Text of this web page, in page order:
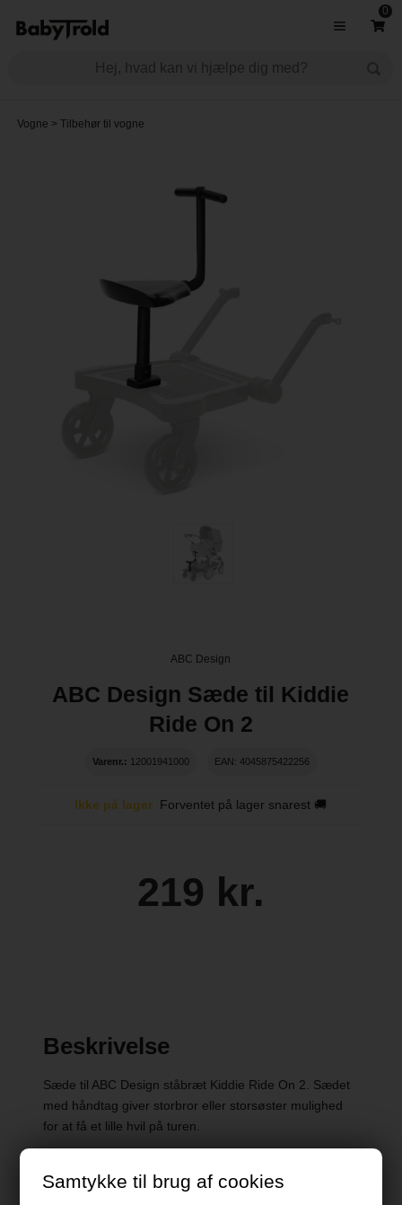
Samtykke til brug af cookies
0
Vogne > Tilbehør til vogne
ABC Design
ABC Design Sæde til Kiddie
Ride On 2
Varenr.: 12001941000 EAN: 4045875422256
Ikke på lager Forventet på lager snarest 🚚
219 kr.
Beskrivelse
Sæde til ABC Design ståbræt Kiddie Ride On 2. Sædet
med håndtag giver storbror eller storsøster mulighed
for at få et lille hvil på turen.